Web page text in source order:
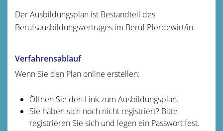
Der Ausbildungsplan ist Bestandteil des
Berufsausbildungsvertrages im Beruf Pferdewirt/in.
Verfahrensablauf
Wenn Sie den Plan online erstellen:
Öffnen Sie den Link zum Ausbildungsplan.
Sie haben sich noch nicht registriert? Bitte
registrieren Sie sich und legen ein Passwort fest.